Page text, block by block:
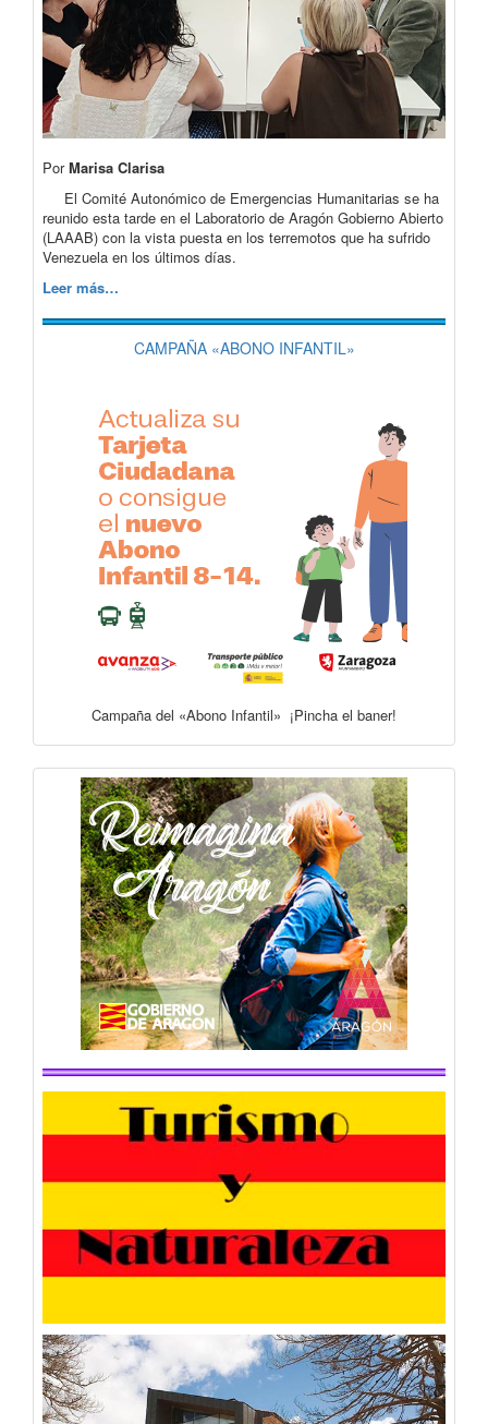
PorMarisa Clarisa
El Comité Autonómico de Emergencias Humanitarias se ha
reunido esta tarde en el Laboratorio de Aragón Gobierno Abierto
(LAAAB) con la vista puesta en los terremotos que ha sufrido
Venezuela en los últimos días.
Leer más…
CAMPAÑA «ABONO INFANTIL»
Campaña del «Abono Infantil» ¡Pincha el baner!